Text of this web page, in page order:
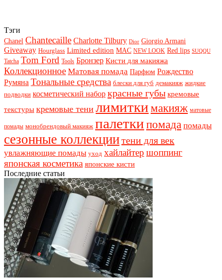
Тэги
Chanel Chantecaille Charlotte Tilbury Dior Giorgio Armani
Giveaway Hourglass Limited edition MAC NEW LOOK Red lips SUQQU
Tatcha Tom Ford Tools Бронзер Кисти для макияжа
Коллекционное Матовая помада Парфюм Рождество
Румяна Тональные средства блески для губ демакияж жидкие
подводки косметический набор красные губы кремовые
текстуры кремовые тени лимиткимакияж матовые
помады монобрендовый макияж палеткипомада помады
сезонные коллекциитени для век
увлажняющие помады уход хайлайтер шоппинг
японская косметика японские кисти
Последние статьи